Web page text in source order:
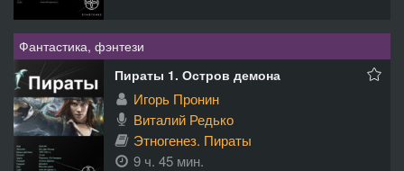
Фантастика, фэнтези
Пираты 1. Остров демона
Игорь Пронин
Виталий Редько
Этногенез. Пираты
9 ч. 45 мин.